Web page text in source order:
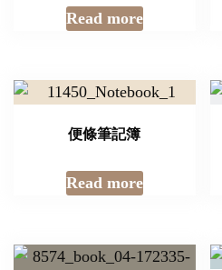
Read more
便條筆記簿
Read more